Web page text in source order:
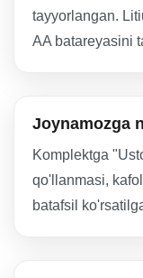
tayyorlangan.
AA batareyasini
Joynamozga
Komplektga
qo'llanmasi,
batafsil